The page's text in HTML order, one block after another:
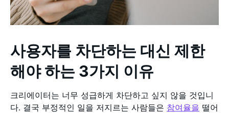
사용자를 차단하는 대신 제한
해야 하는 3가지 이유
크리에이터는 너무 성급하게 차단하고 싶지 않을 것입니
다. 결국 부정적인 일을 저지르는 사람들은 참여율을 떨어